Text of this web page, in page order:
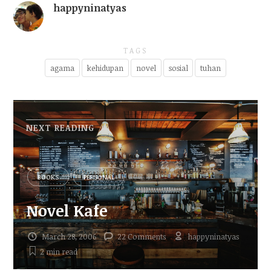
happyninatyas
TAGS
agama kehidupan novel sosial tuhan
NEXT READING
BOOKS PERSONAL
Novel Kafe
March 28, 2006 22 Comments
happyninatyas
2 minread